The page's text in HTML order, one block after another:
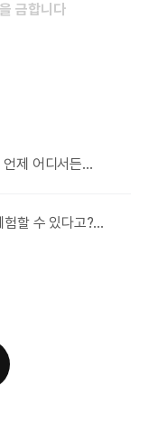
금합니다
제 어디서든
할 수 있다고?